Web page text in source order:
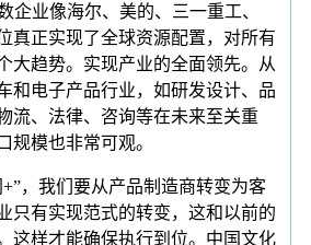
企业像海尔、美的、三一重工、
真正实现了全球资源配置，对所有
大趋势。实现产业的全面领先。从
和电子产品行业，如研发设计、品
流、法律、咨询等在未来至关重
规模也非常可观。
，我们要从产品制造商转变为客
只有实现范式的转变，这和以前的
这样才能确保执行到位。中国文化